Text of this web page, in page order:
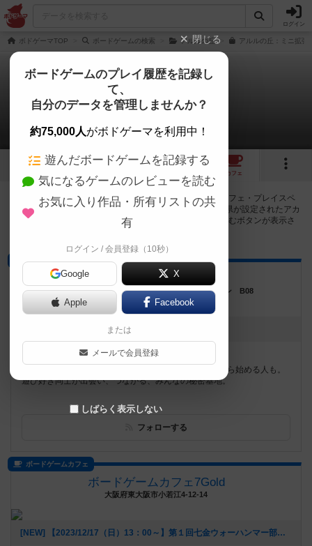
ログイン
ボドゲーマTOP ボードゲームの検索 アルルの丘 アルルの丘：ミニ拡張
アルルの丘：ミニ拡張
8店のカフェ/スペースが提供中
3
カフェ
アルルの丘：ミニ拡張で遊ぶことができるボードゲームカフェ・プレイスペ
ースが8店登録されています。公開プロフィールの都道府県が設定されたアカ
ウントでログインすると、同じ都道府県内の店舗に絞り込むボタンが表示さ
ボードゲームカフェ
Caravan’s Base 国分寺店
東京都国分寺市南町2丁目18-3 国分寺マンション B08
お知らせはありません
遊べるボードゲーム
733個
国分寺駅徒歩3分。ボードゲームを好きな人も、これから始める人も。
遊び好き同士が出会い、つながる、みんなの秘密基地。
フォローする
ボードゲームカフェ
ボードゲームカフェ7Gold
大阪府東大阪市小若江4-12-14
[NEW] 【2023/12/17（日）13：00～】第１回七金ウォーハンマー部（2023年12月06日 16時25分）
閉じる
ボードゲームのプレイ履歴を記録し
て、
自分のデータを管理しませんか？
約75,000人がボドゲーマを利用中！
遊んだボードゲームを記録する
気になるゲームのレビューを読む
お気に入り作品・所有リストの共
有
ログイン / 会員登録（10秒）
Google X
Apple Facebook
または
メールで会員登録
しばらく表示しない